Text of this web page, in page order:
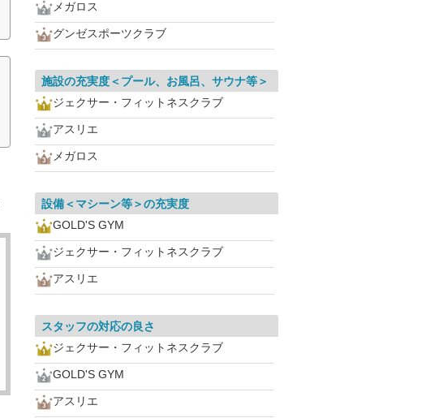
メガロス
グンゼスポーツクラブ
施設の充実度＜プール、お風呂、サウナ等＞
ジェクサー・フィットネスクラブ
アスリエ
メガロス
設備＜マシーン等＞の充実度
GOLD'S GYM
ジェクサー・フィットネスクラブ
アスリエ
スタッフの対応の良さ
ジェクサー・フィットネスクラブ
GOLD'S GYM
アスリエ